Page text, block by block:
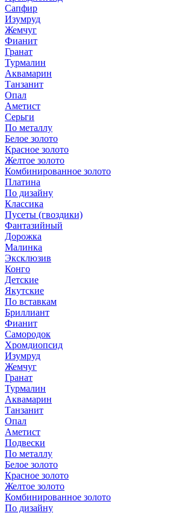
Сапфир
Изумруд
Жемчуг
Фианит
Гранат
Турмалин
Аквамарин
Танзанит
Опал
Аметист
Серьги
По металлу
Белое золото
Красное золото
Желтое золото
Комбинированное золото
Платина
По дизайну
Классика
Пусеты (гвоздики)
Фантазийный
Дорожка
Малинка
Эксклюзив
Конго
Детские
Якутские
По вставкам
Бриллиант
Фианит
Самородок
Хромдиопсид
Изумруд
Жемчуг
Гранат
Турмалин
Аквамарин
Танзанит
Опал
Аметист
Подвески
По металлу
Белое золото
Красное золото
Желтое золото
Комбинированное золото
По дизайну